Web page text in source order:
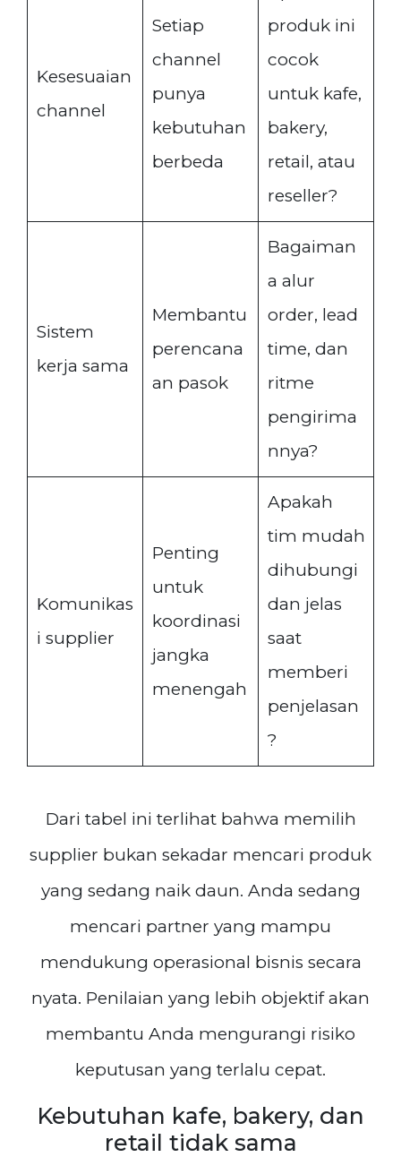
Kesesuaian
channel
Setiap
channel
punya
kebutuhan
berbeda
produk ini
cocok
untuk kafe,
bakery,
retail, atau
reseller?
Sistem
kerja sama
Membantu
perencana
an pasok
Bagaiman
a alur
order, lead
time, dan
ritme
pengirima
nnya?
Komunikas
i supplier
Penting
untuk
koordinasi
jangka
menengah
Apakah
tim mudah
dihubungi
dan jelas
saat
memberi
penjelasan
?
Dari tabel ini terlihat bahwa memilih
supplier bukan sekadar mencari produk
yang sedang naik daun. Anda sedang
mencari partner yang mampu
mendukung operasional bisnis secara
nyata. Penilaian yang lebih objektif akan
membantu Anda mengurangi risiko
keputusan yang terlalu cepat.
Kebutuhan kafe, bakery, dan
retail tidak sama